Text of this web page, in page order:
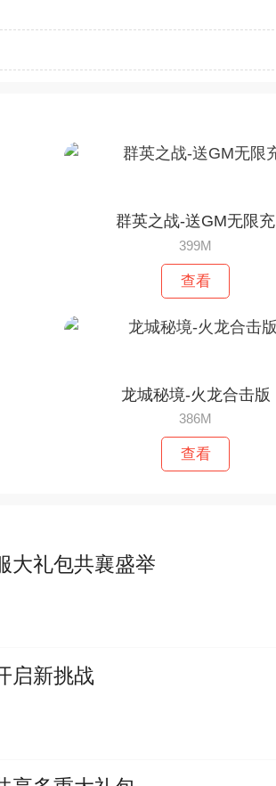
群英之战-送GM无限充
399M
查看
龙城秘境-火龙合击版
386M
查看
大礼包共襄盛举
启新挑战